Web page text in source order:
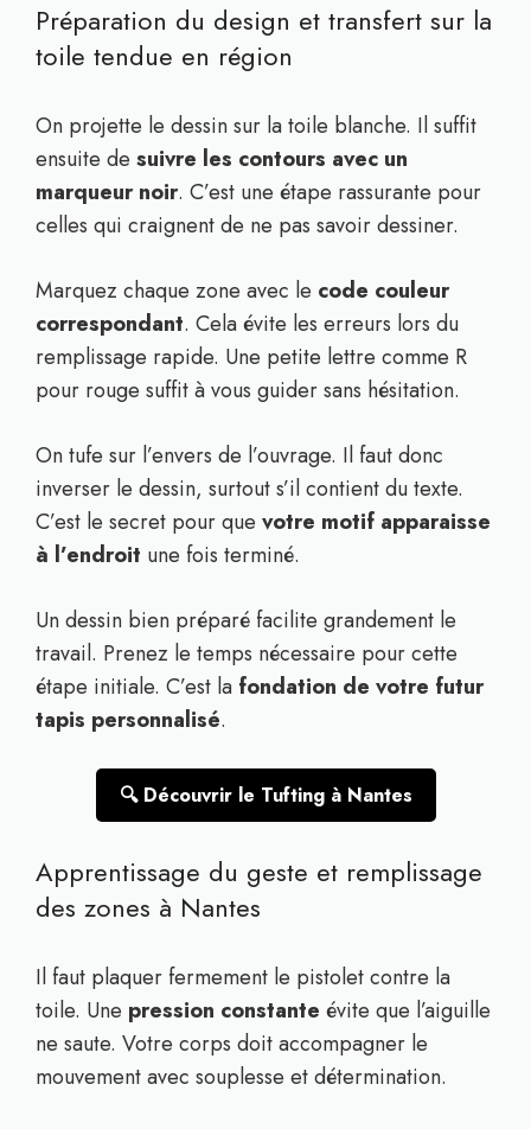
Préparation du design et transfert sur la
toile tendue en région
On projette le dessin sur la toile blanche. Il suffit
ensuite de suivre les contours avec un
marqueur noir. C’est une étape rassurante pour
celles qui craignent de ne pas savoir dessiner.
Marquez chaque zone avec le code couleur
correspondant. Cela évite les erreurs lors du
remplissage rapide. Une petite lettre comme R
pour rouge suffit à vous guider sans hésitation.
On tufe sur l’envers de l’ouvrage. Il faut donc
inverser le dessin, surtout s’il contient du texte.
C’est le secret pour que votre motif apparaisse
à l’endroit une fois terminé.
Un dessin bien préparé facilite grandement le
travail. Prenez le temps nécessaire pour cette
étape initiale. C’est la fondation de votre futur
tapis personnalisé.
🔍 Découvrir le Tufting à Nantes
Apprentissage du geste et remplissage
des zones à Nantes
Il faut plaquer fermement le pistolet contre la
toile. Une pression constante évite que l’aiguille
ne saute. Votre corps doit accompagner le
mouvement avec souplesse et détermination.